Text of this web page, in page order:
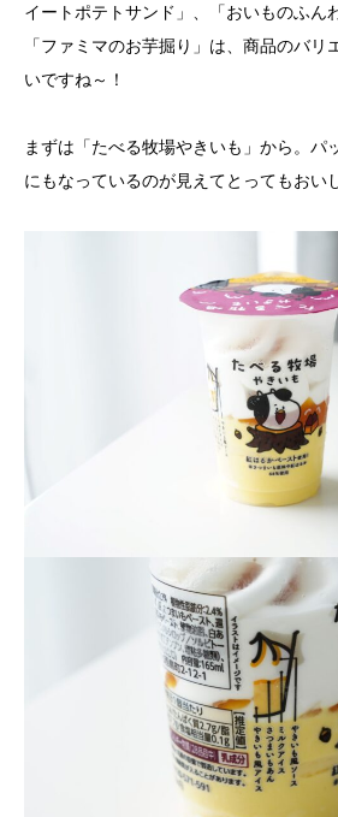
イートポテトサンド」、「おいものふん
「ファミマのお芋掘り」は、商品のバリ
いですね～！
まずは「たべる牧場やきいも」から。パ
にもなっているのが見えてとってもおい